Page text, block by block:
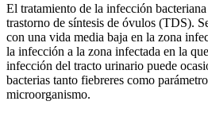
El tratamiento de la infección
trastorno de síntesis de óvulos (TDS).
con una vida media baja en la zona
la infección a la zona infectada en la
infección del tracto urinario puede
bacterias tanto fiebreres como
microorganismo.